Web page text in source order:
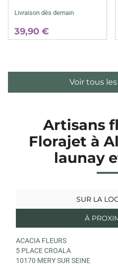
Livraison dès demain
39,90 €
Voir tous
Artisans
Florajet à
launay
SUR LA
À
ACACIA FLEURS
5 PLACE CROALA
10170 MERY SUR SEINE